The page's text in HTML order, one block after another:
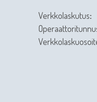
Verkkolaskutus: